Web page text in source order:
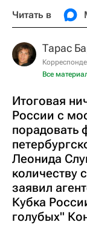
Читать в
Тарас
Все
Итоговая
России с
порадовать
Леонида
количеству
заявил
Кубка
голубых"